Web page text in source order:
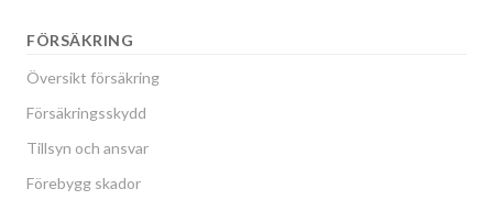
FÖRSÄKRING
Översikt försäkring
Försäkringsskydd
Tillsyn och ansvar
Förebygg skador